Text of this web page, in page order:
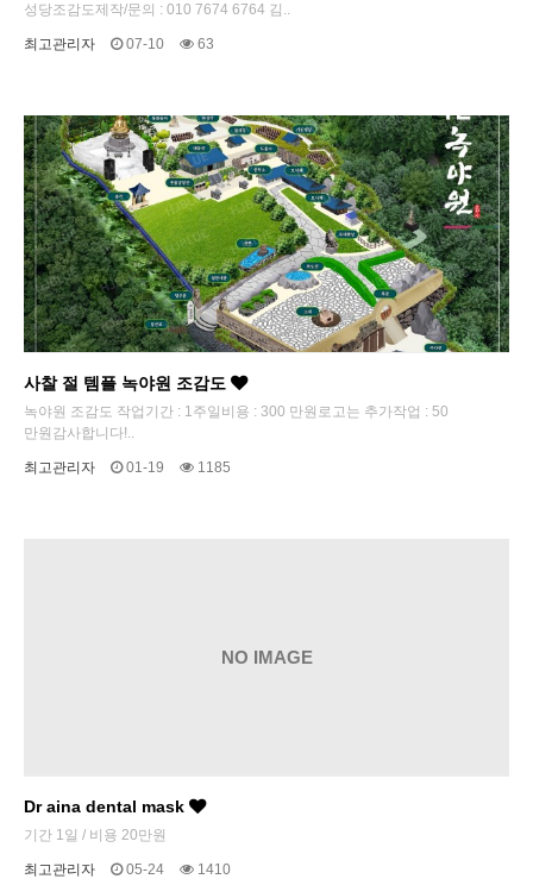
성당조감도제작/문의 : 010 7674 6764 김..
최고관리자 07-10 63
사찰 절 템플 녹야원 조감도
녹야원 조감도 작업기간 : 1주일비용 : 300 만원로고는 추가작업 : 50
만원감사합니다!..
최고관리자 01-19 1185
NO IMAGE
Dr aina dental mask
기간 1일 / 비용 20만원
최고관리자 05-24 1410